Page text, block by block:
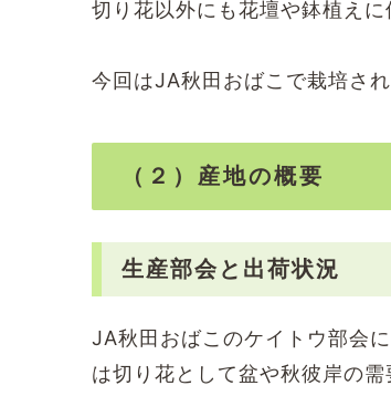
切り花以外にも花壇や鉢植え
今回はJA秋田おばこで栽培さ
（２）産地の概要
生産部会と出荷状況
JA秋田おばこのケイトウ部会
は切り花として盆や秋彼岸の